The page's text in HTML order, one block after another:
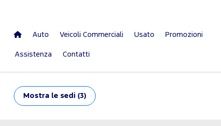
Auto Veicoli Commerciali Usato Promozioni
Assistenza Contatti
Mostra le sedi (3)